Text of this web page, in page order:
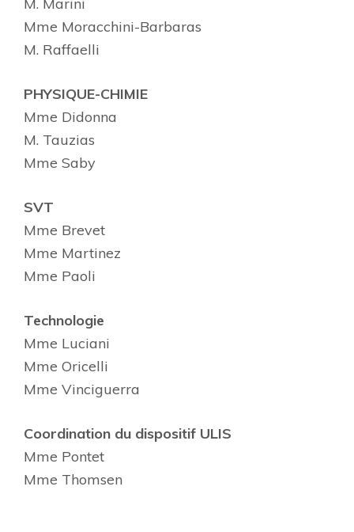
Mme Moracchini-Barbaras
M. Raffaelli
PHYSIQUE-CHIMIE
Mme Didonna
M. Tauzias
Mme Saby
SVT
Mme Brevet
Mme Martinez
Mme Paoli
Technologie
Mme Luciani
Mme Oricelli
Mme Vinciguerra
Coordination du dispositif ULIS
Mme Pontet
Mme Thomsen